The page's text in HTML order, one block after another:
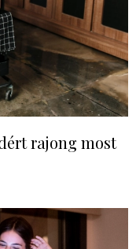
rajong most